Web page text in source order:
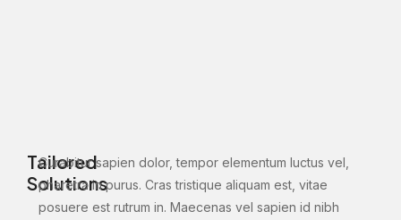
Tailored
Solutions
Curabitur sapien dolor, tempor elementum luctus vel,
pharetra in purus. Cras tristique aliquam est, vitae
posuere est rutrum in. Maecenas vel sapien id nibh